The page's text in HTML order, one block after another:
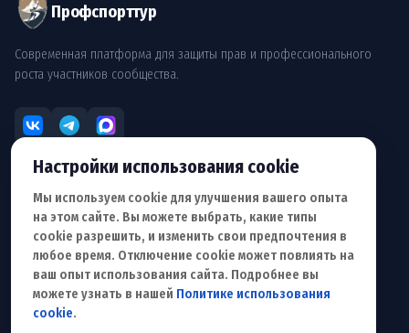
Настройки использования cookie
Мы используем cookie для улучшения вашего опыта
на этом сайте. Вы можете выбрать, какие типы
cookie разрешить, и изменить свои предпочтения в
любое время. Отключение cookie может повлиять на
ваш опыт использования сайта. Подробнее вы
можете узнать в нашей Политике использования
cookie.
Профспорттур
Современная платформа для защиты прав и профессионального
роста участников сообщества.
РАЗДЕЛЫ
О Профсоюзе
Документы
Обращение
Для сотрудничества
ПОЛЬЗОВАТЕЛЮ